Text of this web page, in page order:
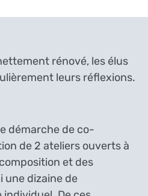
rénové, les élus
leurs réflexions.
démarche de co-
de 2 ateliers ouverts à
et des
une dizaine de